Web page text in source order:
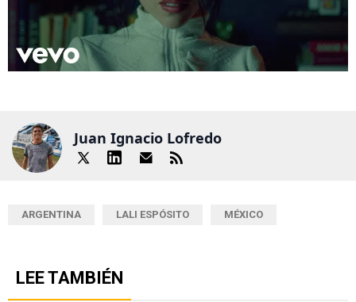
Juan Ignacio Lofredo
ARGENTINA LALI ESPÓSITO MÉXICO
LEE TAMBIÉN